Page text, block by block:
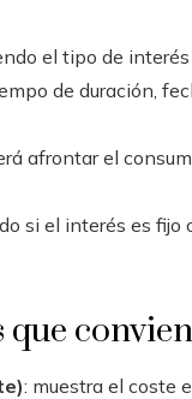
el tipo de
de duración,
afrontar el
si el interés es fijo
que
: muestra el coste